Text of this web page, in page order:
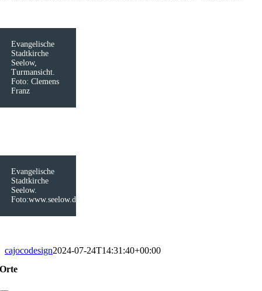
Evangelische
Stadtkirche
Seelow,
Turmansicht.
Foto: Clemens
Franz
Evangelische
Stadtkirche
Seelow.
Foto:www.seelow.de
cajocodesign2024-07-24T14:31:40+00:00
Orte